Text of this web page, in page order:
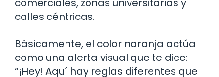
comerciales, zonas universitarias y
calles céntricas.
Básicamente, el color naranja actúa
como una alerta visual que te dice:
“¡Hey! Aquí hay reglas diferentes que